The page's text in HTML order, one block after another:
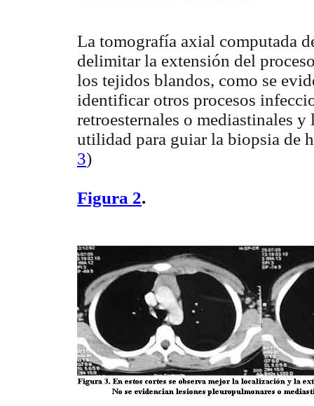
La tomografía axial computada
delimitar la extensión del
los tejidos blandos, como se
identificar otros procesos
retroesternales o mediastinales
utilidad para guiar la biopsia de
3)
Figura 2.